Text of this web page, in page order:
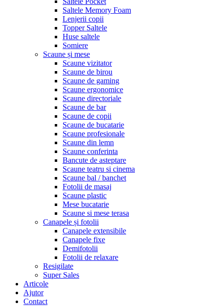
Saltele Memory Foam
Lenjerii copii
Topper Saltele
Huse saltele
Somiere
Scaune și mese
Scaune vizitator
Scaune de birou
Scaune de gaming
Scaune ergonomice
Scaune directoriale
Scaune de bar
Scaune de copii
Scaune de bucatarie
Scaune profesionale
Scaune din lemn
Scaune conferinta
Bancute de asteptare
Scaune teatru si cinema
Scaune bal / banchet
Fotolii de masaj
Scaune plastic
Mese bucatarie
Scaune si mese terasa
Canapele și fotolii
Canapele extensibile
Canapele fixe
Demifotolii
Fotolii de relaxare
Resigilate
Super Sales
Articole
Ajutor
Contact